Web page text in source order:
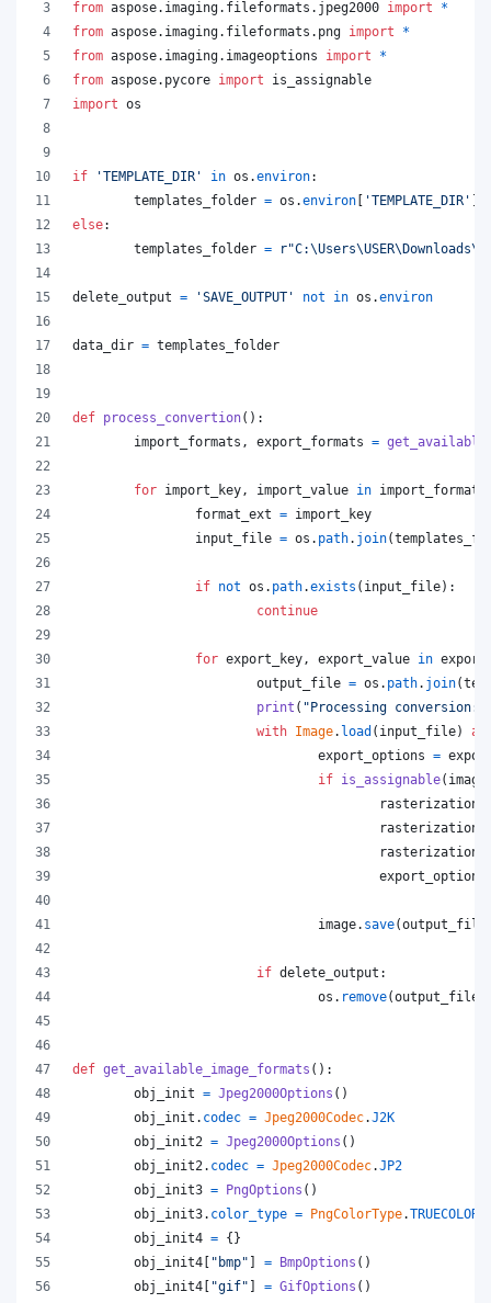
from aspose. imaging. fileformats . jpeg2000 import
*
from aspose. imaging. fileformats . png import
*
from aspose. imaging. imageoptions import
*
from aspose. pycore import
is_assignable
import os
if 'TEMPLATE_DIR' in os .environ:
templates_folder = os .environ [ 'TEMPLATE_DIR' ]
else:
templates_folder =
delete_output = 'SAVE_OUTPUT' not in os .environ
data_dir = templates_folder
def process_convertion():
import_formats , export_formats =
for import_key , import_value in import_formats
format_ext = import_key
input_file = os . path. join(
if not os . path.exists ( input_file):
continue
for export_key , export_value in
output_file = os . path. join(
print ( "Processing conversion:"
with Image. load ( input_file) as
export_options =
if is_assignable( image
export_options
image. save(output_file
if delete_output :
os . remove(output_file
def get_available_image_formats ():
obj_init = Jpeg2000Options ()
obj_init . codec = Jpeg2000Codec.J2K
obj_init2 = Jpeg2000Options ()
obj_init2 . codec = Jpeg2000Codec.JP2
obj_init3 = PngOptions ()
obj_init3. color_type = PngColorType.
obj_init4 = {}
obj_init4 [ "bmp" ] = BmpOptions ()
obj_init4 [ "gif" ] = GifOptions ()